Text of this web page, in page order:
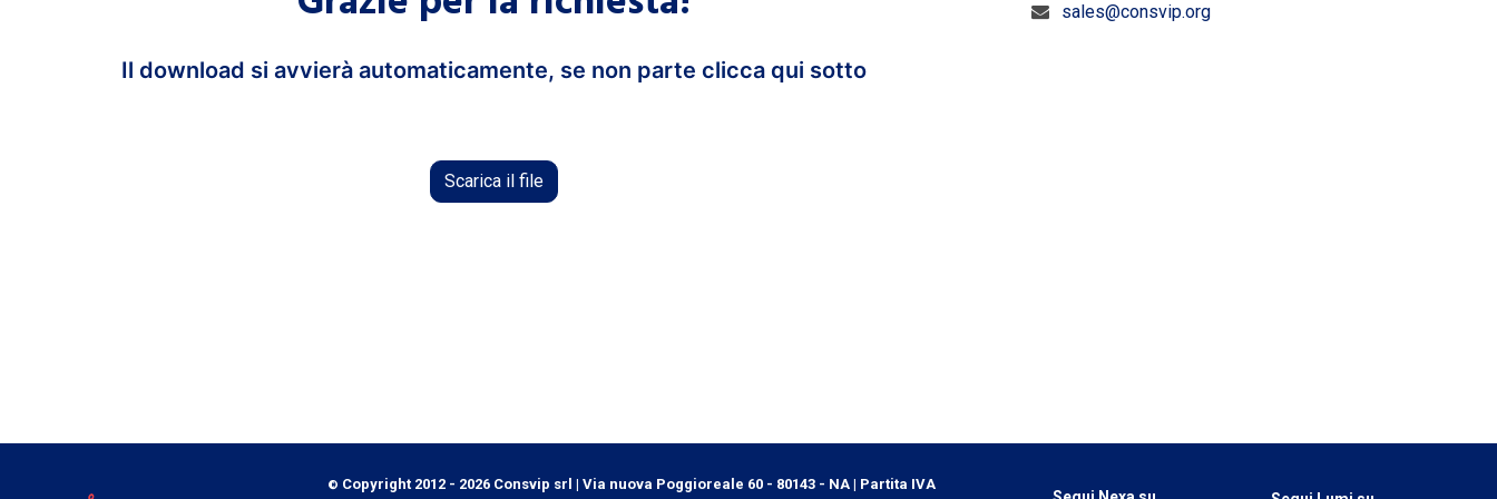
Il download si avvierà automaticamente, se non parte clicca qui sotto
Scarica il file
sales@consvip.org
© Copyright 2012 - 2026 Consvip srl | Via nuova Poggioreale 60 - 80143 - NA | Partita IVA